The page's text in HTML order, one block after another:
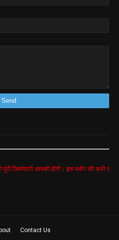
इस ब्लॉग की सभी खबरें
Contact Us